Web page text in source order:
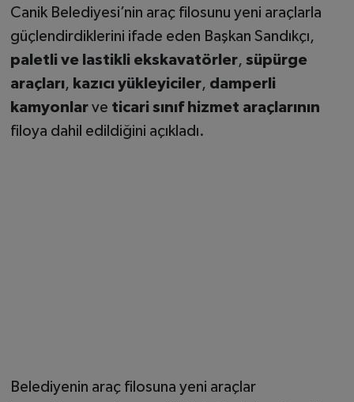
Canik Belediyesi’nin araç filosunu yeni araçlarla
güçlendirdiklerini ifade eden Başkan Sandıkçı,
paletli ve lastikli ekskavatörler, süpürge
araçları, kazıcı yükleyiciler, damperli
kamyonlarve ticari sınıf hizmet araçlarının
filoya dahil edildiğini açıkladı.
Belediyenin araç filosuna yeni araçlar